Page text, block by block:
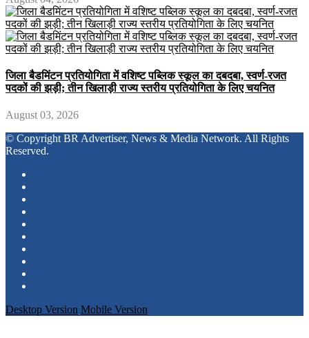
जिला बैडमिंटन प्रतियोगिता में वशिष्ट पब्लिक स्कूल का दबदबा, स्वर्ण-रजत
पदकों की झड़ी; तीन खिलाड़ी राज्य स्तरीय प्रतियोगिता के लिए चयनित
August 03, 2026
© Copyright BR Advertiser, News & Media Network. All Rights
Reserved.
Desktop Version Mobile Version